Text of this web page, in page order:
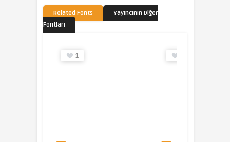
Related Fonts
Yayıncının Diğer
Fontları